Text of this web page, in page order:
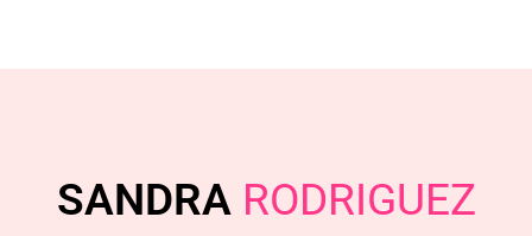
SANDRA RODRIGUEZ